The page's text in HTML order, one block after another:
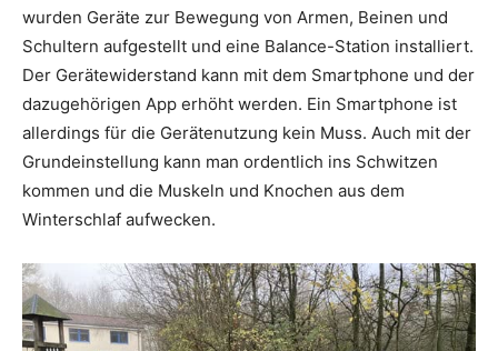
wurden Geräte zur Bewegung von Armen, Beinen und
Schultern aufgestellt und eine Balance-Station installiert.
Der Gerätewiderstand kann mit dem Smart­phone und der
dazugehörigen App erhöht werden. Ein Smartphone ist
allerdings für die Gerätenutzung kein Muss. Auch mit der
Grundeinstellung kann man ordentlich ins Schwitzen
kommen und die Muskeln und Knochen aus dem
Winterschlaf aufwecken.